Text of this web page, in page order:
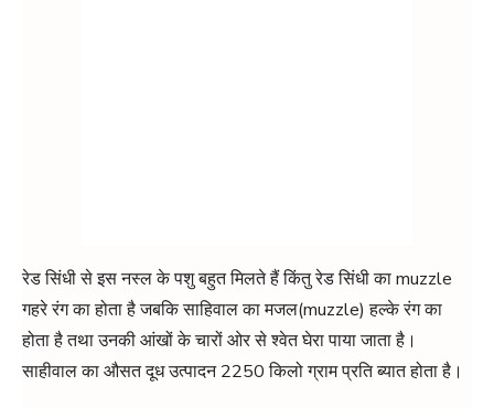
रेड सिंधी से इस नस्ल के पशु बहुत मिलते हैं किंतु रेड सिंधी का muzzle
गहरे रंग का होता है जबकि साहिवाल का मजल(muzzle) हल्के रंग का
होता है तथा उनकी आंखों के चारों ओर से श्वेत घेरा पाया जाता है।
साहीवाल का औसत दूध उत्पादन 2250 किलो ग्राम प्रति ब्यात होता है।